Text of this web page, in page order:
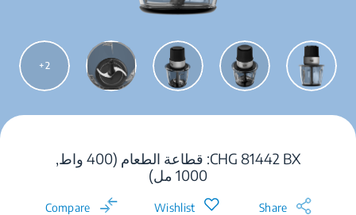
2
CHG 81442 BX: قطاعة الطعام (400 واط,
1000 مل)
Share
Wishlist
Compare